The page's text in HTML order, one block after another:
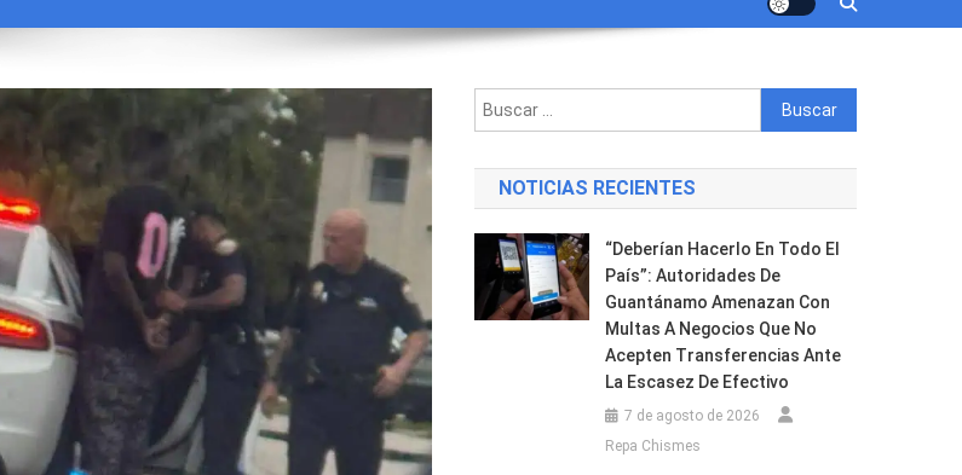
Buscar:
NOTICIAS RECIENTES
“Deberían Hacerlo En Todo El
País”: Autoridades De
Guantánamo Amenazan Con
Multas A Negocios Que No
Acepten Transferencias Ante
La Escasez De Efectivo
7 de agosto de 2026
Repa Chismes